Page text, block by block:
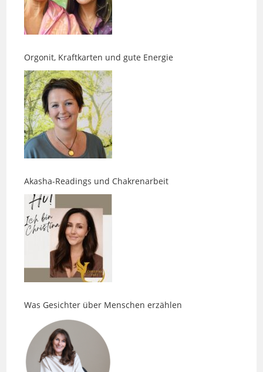
Orgonit, Kraftkarten und gute Energie
Akasha-Readings und Chakrenarbeit
Was Gesichter über Menschen erzählen